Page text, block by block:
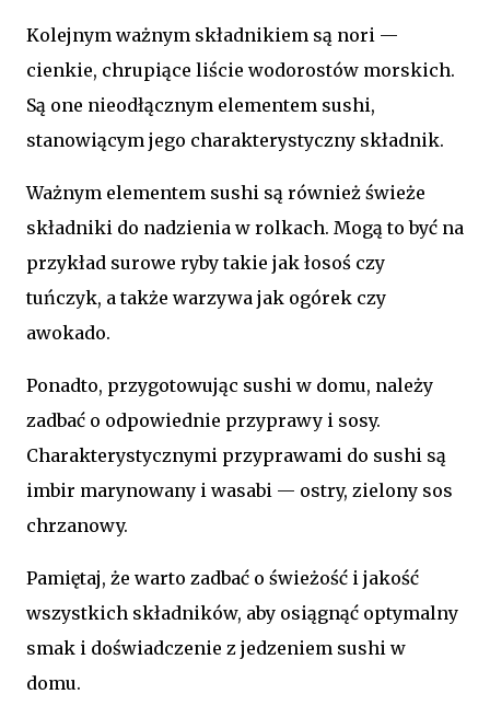
Kolejnym ważnym składnikiem są nori —
cienkie, chrupiące liście wodorostów morskich.
Są one nieodłącznym elementem sushi,
stanowiącym jego charakterystyczny składnik.
Ważnym elementem sushi są również świeże
składniki do nadzienia w rolkach. Mogą to być na
przykład surowe ryby takie jak łosoś czy
tuńczyk, a także warzywa jak ogórek czy
awokado.
Ponadto, przygotowując sushi w domu, należy
zadbać o odpowiednie przyprawy i sosy.
Charakterystycznymi przyprawami do sushi są
imbir marynowany i wasabi — ostry, zielony sos
chrzanowy.
Pamiętaj, że warto zadbać o świeżość i jakość
wszystkich składników, aby osiągnąć optymalny
smak i doświadczenie z jedzeniem sushi w
domu.